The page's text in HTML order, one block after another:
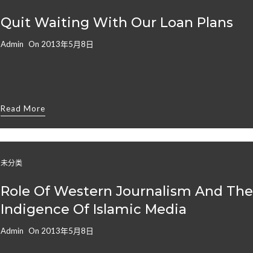
Quit Waiting With Our Loan Plans
Admin On 2013年5月8日
Read More
未分类
Role Of Western Journalism And The
Indigence Of Islamic Media
Admin On 2013年5月8日